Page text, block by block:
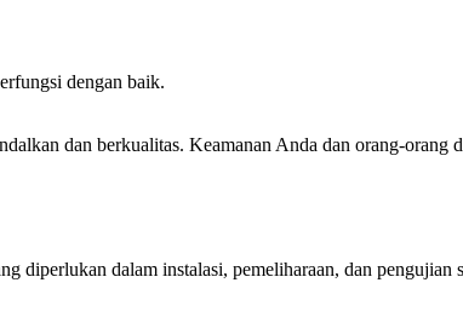
dengan baik.
dan berkualitas. Keamanan Anda dan orang-orang
diperlukan dalam instalasi, pemeliharaan, dan pengujian